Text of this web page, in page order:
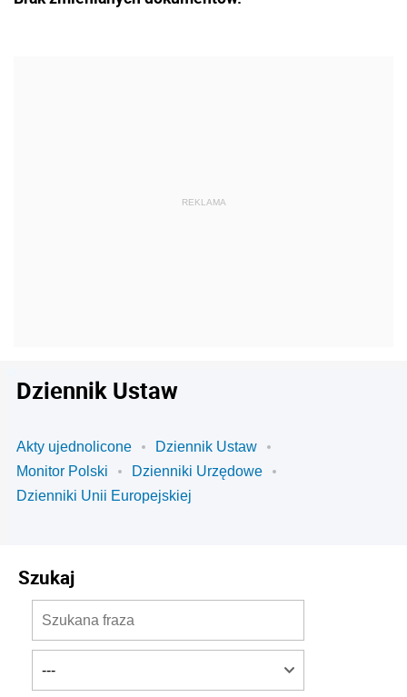
Dziennik Ustaw
Akty ujednolicone
Dziennik Ustaw
Monitor Polski
Dzienniki Urzędowe
Dzienniki Unii Europejskiej
Szukaj